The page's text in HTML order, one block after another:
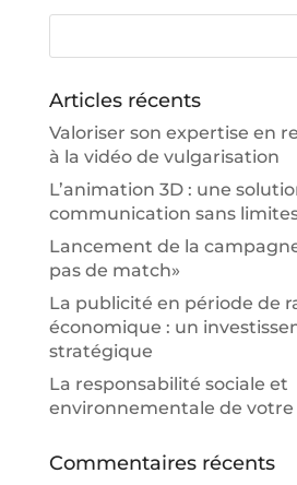
Articles récents
Valoriser son expertise en
à la vidéo de vulgarisation
L’animation 3D : une
communication sans
Lancement de la
pas de match»
La publicité en période de
économique : un
stratégique
La responsabilité sociale et
environnementale de
Commentaires récents